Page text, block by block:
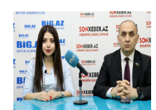
Yolları" QSC-nin media məsələləri
üzrə məsul əməkdaşı Bəxtiyar
Hacıyev -a müsahibəsind